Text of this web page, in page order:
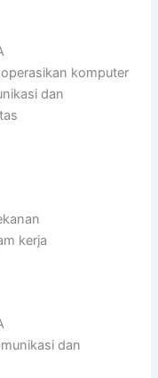
komputer
dan
kerja
dan